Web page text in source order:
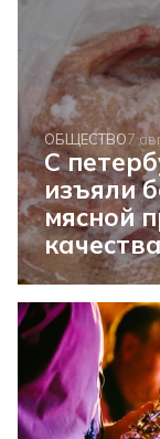
ОБЩЕСТВО7
С
изъяли
мясной